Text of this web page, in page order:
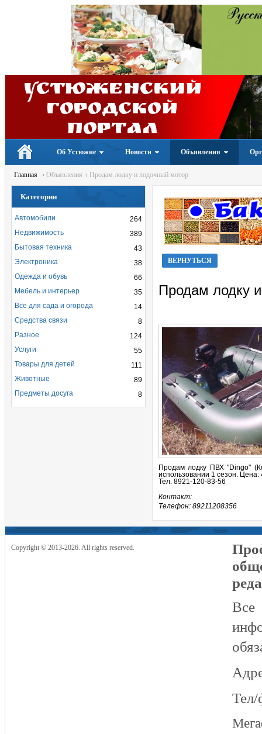
Устюженский
Городской
портал
Об Устюжне Новости Объявления
Главная Объявления Продам лодку и лодочный мотор
ВЕРНУТЬСЯ
Продам лодку
Продам лодку ПВХ "Dingo"
использовании 1 сезон. Цена:
Тел. 8921-120-83-56
Контакт:
Телефон: 89211208356
Категории
264
Автомобили
389
Недвижимость
43
Бытовая техника
38
Электроника
66
Одежда и обувь
35
Мебель и интерьер
14
Все для сада и огорода
8
Средства связи
124
Разное
55
Услуги
111
Товары для детей
89
Животные
8
Предметы досуга
Copyright © 2013-2026. All rights reserved.